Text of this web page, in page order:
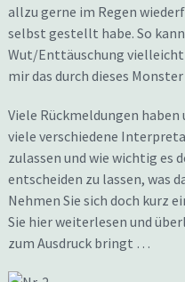
allzu gerne im Regen
selbst gestellt habe. So
Wut/Enttäuschung vielleicht
mir das durch dieses
Viele Rückmeldungen
viele verschiedene
zulassen und wie wichtig es
entscheiden zu lassen, was
Nehmen Sie sich doch kurz
Sie hier weiterlesen und
zum Ausdruck bringt …